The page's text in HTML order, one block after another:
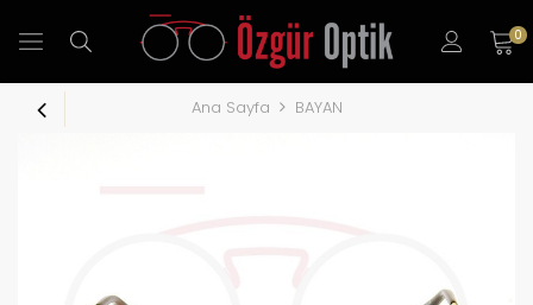
0
Ana Sayfa BAYAN